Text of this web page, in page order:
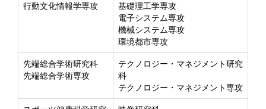
行動文化情報学専攻
基礎理工学専攻
電子システム専攻
機械システム専攻
環境都市専攻
先端総合学術研究科
先端総合学術専攻
テクノロジー・マネジメント研究
科
テクノロジー・マネジメント専攻